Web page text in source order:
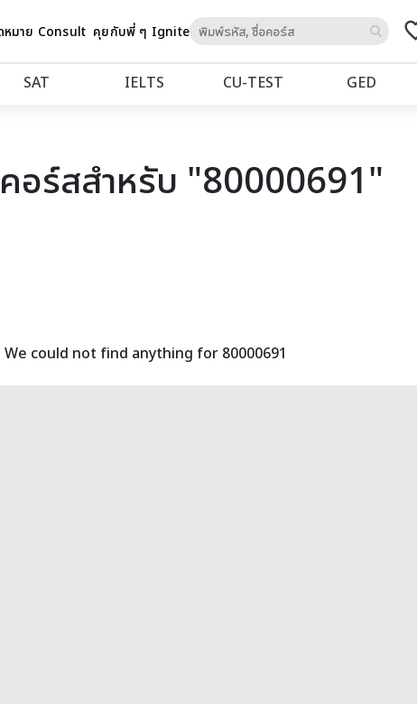
หมาย Consult คุยกับพี่ ๆ Igniteto
SAT IELTS CU‑TEST GED
อร์สสำหรับ "80000691"
We could not find anything for 80000691